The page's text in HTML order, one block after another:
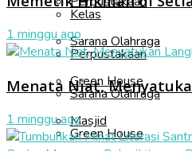
Sarana Olahraga
Green House
Masjid
Kelas
Perpustakaan
Sarana Olahraga
Green House
1 minggu ago
Menata Niat,
1 minggu ago